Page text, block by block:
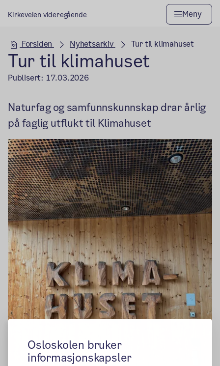
Osloskolen bruker
informasjonskapsler
Kirkeveien videregående Meny
Hovedseksjon
Forsiden Nyhetsarkiv Tur til klimahuset
Tur til klimahuset
Publisert: 17.03.2026
Naturfag og samfunnskunnskap drar årlig
på faglig utflukt til Klimahuset